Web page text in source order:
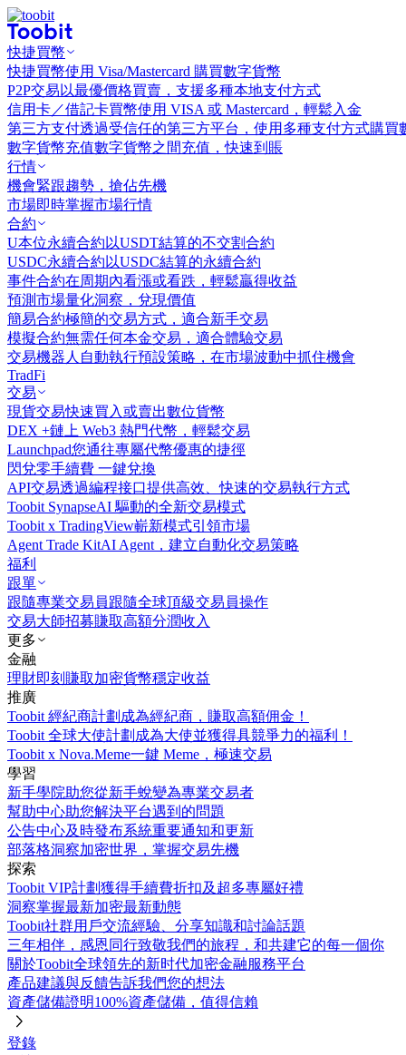
快捷買幣
快捷買幣使用 Visa/Mastercard 購買數字貨幣
P2P交易 以最優價格買賣，支援多種本地支付方式
信用卡／借記卡買幣使用 VISA 或 Mastercard，輕鬆入金
第三方支付透過受信任的第三方平台，使用多種支付方式購買
數字貨幣充值數字貨幣之間充值，快速到賬
行情
機會緊跟趨勢，搶佔先機
市場即時掌握市場行情
合約
U本位永續合約 以USDT結算的不交割合約
USDC永續合約 以USDC結算的永續合約
事件合約在周期內看漲或看跌，輕鬆贏得收益
預測市場量化洞察，兌現價值
簡易合約極簡的交易方式，適合新手交易
模擬合約無需任何本金交易，適合體驗交易
交易機器人 自動執行預設策略，在市場波動中抓住機會
TradFi
交易
現貨交易快速買入或賣出數位貨幣
DEX +鏈上 Web3 熱門代幣，輕鬆交易
Launchpad您通往專屬代幣優惠的捷徑
閃兌零手續費 一鍵兌換
API交易透過編程接口提供高效、快速的交易執行方式
Toobit SynapseAI 驅動的全新交易模式
Toobit x TradingView嶄新模式引領市場
Agent Trade KitAI Agent，建立自動化交易策略
福利
跟單
跟隨專業交易員跟隨全球頂級交易員操作
交易大師招募賺取高額分潤收入
更多
金融
理財即刻賺取加密貨幣穩定收益
推廣
Toobit 經紀商計劃 成為經紀商，賺取高額佣金！
Toobit 全球大使計劃 成為大使並獲得具競爭力的福利！
Toobit x Nova.Meme一鍵 Meme，極速交易
學習
新手學院助您從新手蛻變為專業交易者
幫助中心助您解決平台遇到的問題
公告中心及時發布系統重要通知和更新
部落格洞察加密世界，掌握交易先機
探索
Toobit VIP計劃獲得手續費折扣及超多專屬好禮
洞察掌握最新加密最新動態
Toobit社群用戶交流經驗、分享知識和討論話題
三年相伴，感恩同行致敬我們的旅程，和共建它的每一個你
關於Toobit全球領先的新时代加密金融服務平台
產品建議與反饋告訴我們您的想法
資產儲備證明100%資產儲備，值得信賴
登錄